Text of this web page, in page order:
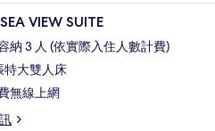
迷你吧、客房
VIEW SUITE
納 3 人 (依實際入住人數計費)
特大雙人床
無線上網